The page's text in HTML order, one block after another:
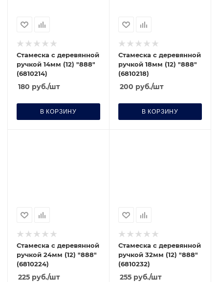
Стамеска с деревянной
ручкой 14мм (12) "888"
(6810214)
180 руб./шт
В КОРЗИНУ
Стамеска с деревянной
ручкой 18мм (12) "888"
(6810218)
200 руб./шт
В КОРЗИНУ
Стамеска с деревянной
ручкой 24мм (12) "888"
(6810224)
225 руб./шт
Стамеска с деревянной
ручкой 32мм (12) "888"
(6810232)
255 руб./шт